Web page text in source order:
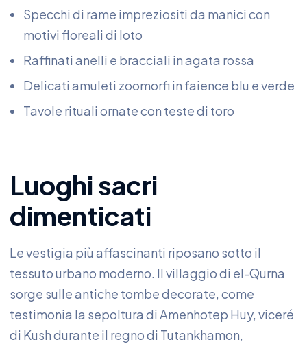
Specchi di rame impreziositi da manici con
motivi floreali di loto
Raffinati anelli e bracciali in agata rossa
Delicati amuleti zoomorfi in faience blu e verde
Tavole rituali ornate con teste di toro
Luoghi sacri
dimenticati
Le vestigia più affascinanti riposano sotto il
tessuto urbano moderno. Il villaggio di el-Qurna
sorge sulle antiche tombe decorate, come
testimonia la sepoltura di Amenhotep Huy, viceré
di Kush durante il regno di Tutankhamon,